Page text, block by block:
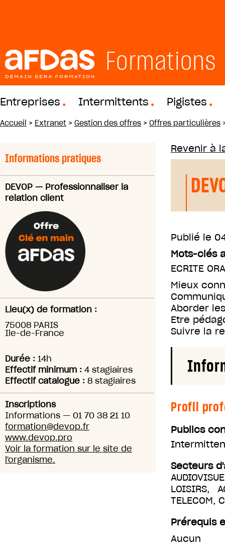
Formations
Entreprises Intermittents Pigistes
Accueil > Extranet > Gestion des offres > Offres particulières
Informations pratiques
DEVOP — Professionnaliser la
relation client
Lieu(x) de formation :
75008 PARIS
Ile-de-France
Durée : 14h
Effectif minimum : 4 stagiaires
Effectif catalogue : 8 stagiaires
Inscriptions
Informations — 01 70 38 21 10
formation@devop.fr
www.devop.pro
Voir la formation sur le site de
l'organisme.
Revenir à
Publié le
Mots-clés
ECRITE
Mieux
Aborder
Etre
Suivre la
Profil
Publics
Secteurs
LOISIRS,
TELECOM,
Prérequis
Aucun